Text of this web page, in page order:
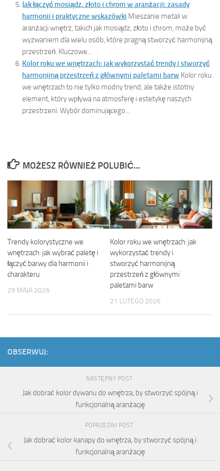
Jak łączyć mosiądz, złoto i chrom w aranżacji: zasady
harmonii i praktyczne wskazówki Mieszanie metali w
aranżacji wnętrz, takich jak mosiądz, złoto i chrom, może być
wyzwaniem dla wielu osób, które pragną stworzyć harmonijną
przestrzeń. Kluczowe...
Kolor roku we wnętrzach: jak wykorzystać trendy i stworzyć
harmonijną przestrzeń z głównymi paletami barw Kolor roku
we wnętrzach to nie tylko modny trend, ale także istotny
element, który wpływa na atmosferę i estetykę naszych
przestrzeni. Wybór dominującego...
MOŻESZ RÓWNIEŻ POLUBIĆ…
Trendy kolorystyczne we
wnętrzach: jak wybrać paletę i
łączyć barwy dla harmonii i
charakteru
29 MAJA 2026
Kolor roku we wnętrzach: jak
wykorzystać trendy i
stworzyć harmonijną
przestrzeń z głównymi
paletami barw
21 LUTEGO 2026
OBSERWUJ:
NASTĘPNY POST
Jak dobrać kolor dywanu do wnętrza, by stworzyć spójną i
funkcjonalną aranżację
POPRZEDNI POST
Jak dobrać kolor kanapy do wnętrza, by stworzyć spójną i
funkcjonalną aranżację